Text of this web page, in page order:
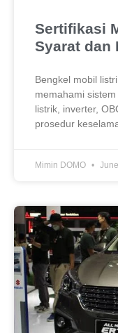
Sertifikasi
Syarat dan
Bengkel mobil
memahami
listrik, inverter,
prosedur
Mimin DOMO